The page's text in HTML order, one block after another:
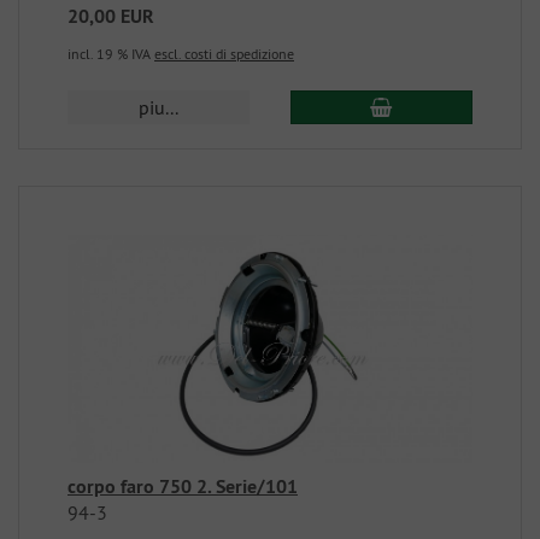
20,00 EUR
incl. 19 % IVA escl. costi di spedizione
piu...
corpo faro 750 2. Serie/101
94-3